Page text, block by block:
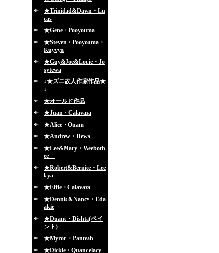
★Trinidad&Dawn・Lu
cas
★Gene・Pooyouma
★Steven・Pooyouma・
Kuyvya
★Guy&Joe&Louie・Jo
sytewa
↓★ズニ故人作家作品★
↓
★オールド作品
★Juan・Calavaza
★Alice・Quam
★Andrew・Dewa
★Lee&Mary・Weeboth
ee
★Robert&Bernice・Lee
kya
★Effie・Calavaza
★Dennis＆Nancy・Eda
akie
★Duane・Dishta(ペイ
ント)
★Myron・Panteah
★Dickie・Quandelacy